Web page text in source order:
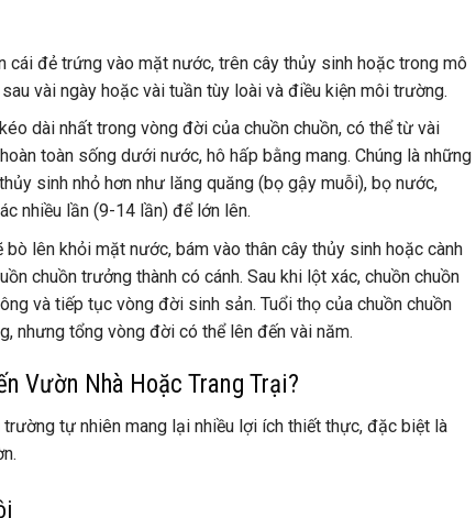
cái đẻ trứng vào mặt nước, trên cây thủy sinh hoặc trong mô
vài ngày hoặc vài tuần tùy loài và điều kiện môi trường.
dài nhất trong vòng đời của chuồn chuồn, có thể từ vài
toàn sống dưới nước, hô hấp bằng mang. Chúng là những
sinh nhỏ hơn như lăng quăng (bọ gậy muỗi), bọ nước,
nhiều lần (9-14 lần) để lớn lên.
bò lên khỏi mặt nước, bám vào thân cây thủy sinh hoặc cành
chuồn trưởng thành có cánh. Sau khi lột xác, chuồn chuồn
và tiếp tục vòng đời sinh sản. Tuổi thọ của chuồn chuồn
nhưng tổng vòng đời có thể lên đến vài năm.
Vườn Nhà Hoặc Trang Trại?
tự nhiên mang lại nhiều lợi ích thiết thực, đặc biệt là